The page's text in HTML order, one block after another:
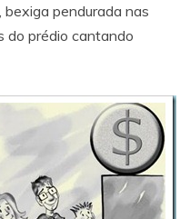
pendurada nas
do prédio cantando